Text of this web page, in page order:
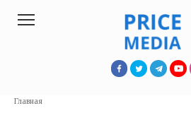
Главная